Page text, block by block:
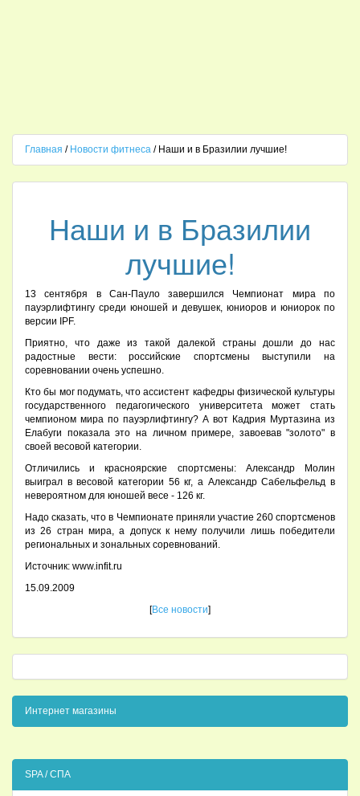
Главная / Новости фитнеса / Наши и в Бразилии лучшие!
Наши и в Бразилии
лучшие!
13 сентября в Сан-Пауло завершился Чемпионат мира по
пауэрлифтингу среди юношей и девушек, юниоров и юниорок по
версии IPF.
Приятно, что даже из такой далекой страны дошли до нас
радостные вести: российские спортсмены выступили на
соревновании очень успешно.
Кто бы мог подумать, что ассистент кафедры физической культуры
государственного педагогического университета может стать
чемпионом мира по пауэрлифтингу? А вот Кадрия Муртазина из
Елабуги показала это на личном примере, завоевав "золото" в
своей весовой категории.
Отличились и красноярские спортсмены: Александр Молин
выиграл в весовой категории 56 кг, а Александр Сабельфельд в
невероятном для юношей весе - 126 кг.
Надо сказать, что в Чемпионате приняли участие 260 спортсменов
из 26 стран мира, а допуск к нему получили лишь победители
региональных и зональных соревнований.
Источник: www.infit.ru
15.09.2009
[Все новости]
Интернет магазины
SPA / СПА